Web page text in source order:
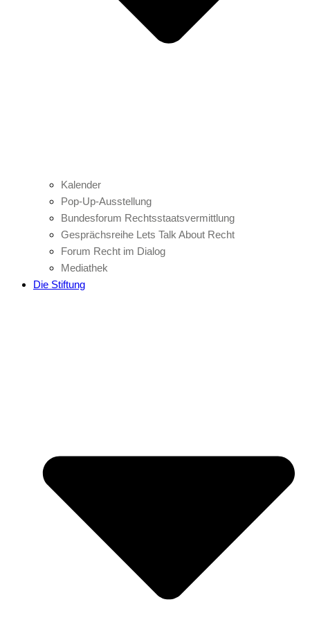
Kalender
Pop-Up-Ausstellung
Bundesforum Rechtsstaatsvermittlung
Gesprächsreihe Lets Talk About Recht
Forum Recht im Dialog
Mediathek
Die Stiftung